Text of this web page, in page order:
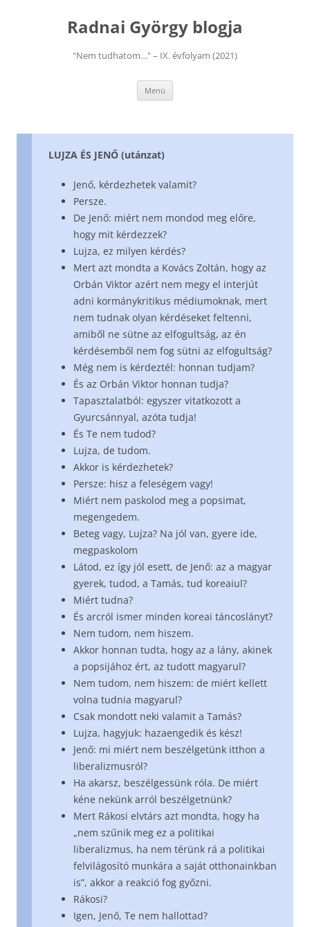
Radnai György blogja
"Nem tudhatom…" – IX. évfolyam (2021)
Menü
LUJZA ÉS JENŐ (utánzat)
Jenő, kérdezhetek valamit?
Persze.
De Jenő: miért nem mondod meg előre,
hogy mit kérdezzek?
Lujza, ez milyen kérdés?
Mert azt mondta a Kovács Zoltán, hogy az
Orbán Viktor azért nem megy el interjút
adni kormánykritikus médiumoknak, mert
nem tudnak olyan kérdéseket feltenni,
amiből ne sütne az elfogultság, az én
kérdésemből nem fog sütni az elfogultság?
Még nem is kérdeztél: honnan tudjam?
És az Orbán Viktor honnan tudja?
Tapasztalatból: egyszer vitatkozott a
Gyurcsánnyal, azóta tudja!
És Te nem tudod?
Lujza, de tudom.
Akkor is kérdezhetek?
Persze: hisz a feleségem vagy!
Miért nem paskolod meg a popsimat,
megengedem.
Beteg vagy, Lujza? Na jól van, gyere ide,
megpaskolom
Látod, ez így jól esett, de Jenő: az a magyar
gyerek, tudod, a Tamás, tud koreaiul?
Miért tudna?
És arcról ismer minden koreai táncoslányt?
Nem tudom, nem hiszem.
Akkor honnan tudta, hogy az a lány, akinek
a popsijához ért, az tudott magyarul?
Nem tudom, nem hiszem: de miért kellett
volna tudnia magyarul?
Csak mondott neki valamit a Tamás?
Lujza, hagyjuk: hazaengedik és kész!
Jenő: mi miért nem beszélgetünk itthon a
liberalizmusról?
Ha akarsz, beszélgessünk róla. De miért
kéne nekünk arról beszélgetnünk?
Mert Rákosi elvtárs azt mondta, hogy ha
„nem szűnik meg ez a politikai
liberalizmus, ha nem térünk rá a politikai
felvilágosító munkára a saját otthonainkban
is”, akkor a reakció fog győzni.
Rákosi?
Igen, Jenő, Te nem hallottad?